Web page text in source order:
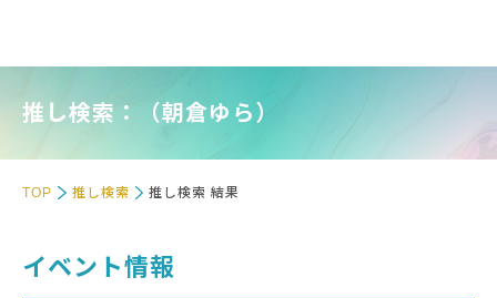
推し検索：（朝倉ゆら）
TOP 推し検索 推し検索 結果
イベント情報